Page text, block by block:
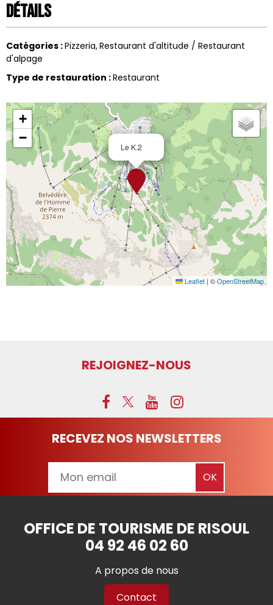
Détails
Catégories :Pizzeria Restaurant d'altitude / Restaurant
d'alpage
Type de restauration :Restaurant
Le K.2
+
−
Leaflet |©OpenStreetMap
REJOIGNEZ-NOUS
RECEVEZ NOS NEWSLETTERS
OFFICE DE TOURISME DE RISOUL
04 92 46 02 60
A propos de nous
Contact